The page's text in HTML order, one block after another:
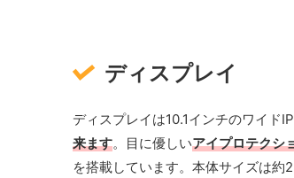
ディスプレイ
ディスプレイは10.1インチのワイド
来ます。目に優しいアイプロテクシ
を搭載しています。本体サイズは